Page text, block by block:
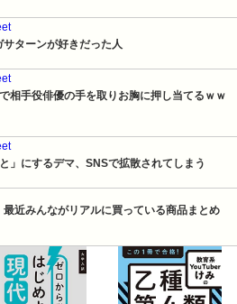
ターンが好きだった人
相手役俳優の手を取りお胸に押し当てるｗｗ
」にするデマ、SNSで拡散されてしまう
近みんながリアルに買っている商品まとめ